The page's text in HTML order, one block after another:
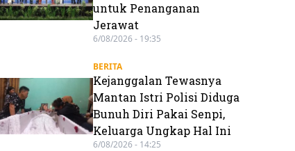
untuk Penanganan
Jerawat
6/08/2026 - 19:35
BERITA
Kejanggalan Tewasnya
Mantan Istri Polisi Diduga
Bunuh Diri Pakai Senpi,
Keluarga Ungkap Hal Ini
6/08/2026 - 14:25